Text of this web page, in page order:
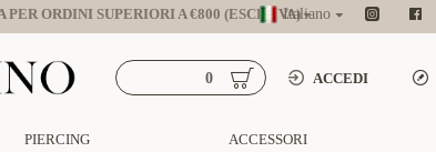
ORDINI SUPERIORI A €800 (ESCL. IVA)Italiano
ACCEDI
0
PIERCING ACCESSORI